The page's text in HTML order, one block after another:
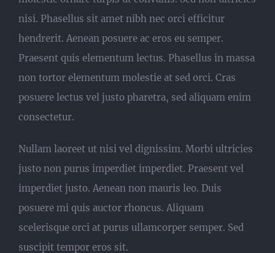
nisi. Phasellus sit amet nibh nec orci efficitur
hendrerit. Aenean posuere ac eros eu semper.
Praesent quis elementum lectus. Phasellus in massa
non tortor elementum molestie at sed orci. Cras
posuere lectus vel justo pharetra, sed aliquam enim
consectetur.
Nullam laoreet ut nisi vel dignissim. Morbi ultricies
justo non purus imperdiet imperdiet. Praesent vel
imperdiet justo. Aenean non mauris leo. Duis
posuere mi quis auctor rhoncus. Aliquam
scelerisque orci at purus ullamcorper semper. Sed
suscipit tempor eros sit.